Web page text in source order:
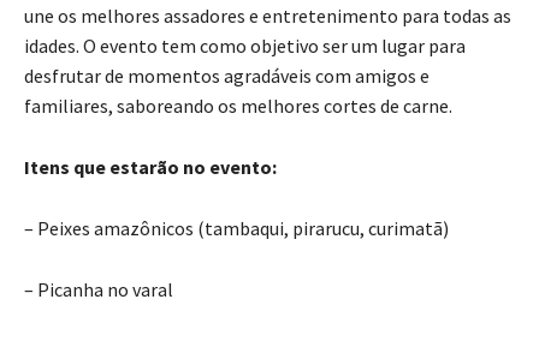
une os melhores assadores e entretenimento para todas as
idades. O evento tem como objetivo ser um lugar para
desfrutar de momentos agradáveis com amigos e
familiares, saboreando os melhores cortes de carne.
Itens que estarão no evento:
– Peixes amazônicos (tambaqui, pirarucu, curimatã)
– Picanha no varal